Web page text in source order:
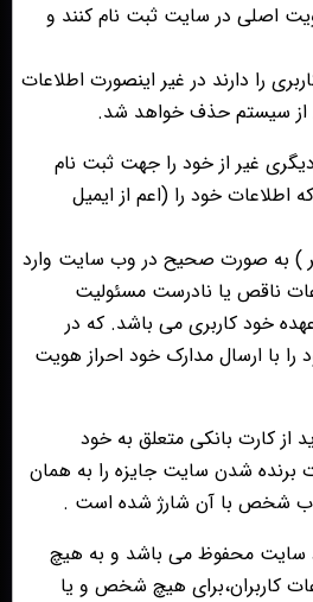
اصلی در سایت ثبت نام کنند و
را دارند در غیر اینصورت اطلاعات
از سیستم حذف خواهد شد.
غیر از خود را جهت ثبت نام
اطلاعات خود را (اعم از ایمیل
) به صورت صحیح در وب سایت وارد
ناقص یا نادرست مسئولیت
خود کاربری می باشد. که در
با ارسال مدارک خود احراز هویت
از کارت بانکی متعلق به خود
برنده شدن سایت جایزه را به همان
شخص با آن شارژ شده است .
سایت محفوظ می باشد و به هیچ
کاربران،برای هیچ شخص و یا